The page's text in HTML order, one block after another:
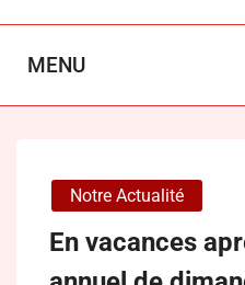
LA
MENU
Notre Actualité
En vacances